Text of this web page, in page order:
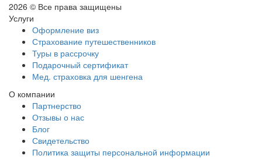
2026 © Все права защищены
Услуги
Оформление виз
Страхование путешественников
Туры в рассрочку
Подарочный сертификат
Мед. страховка для шенгена
О компании
Партнерство
Отзывы о нас
Блог
Свидетельство
Политика защиты персональной информации